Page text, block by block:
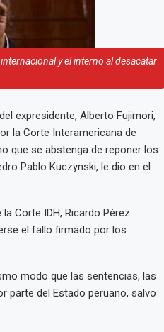
y el interno al desacatar
expresidente, Alberto Fujimori,
la Corte Interamericana de
que se abstenga de reponer los
Pablo Kuczynski, le dio en el
Corte IDH, Ricardo Pérez
el fallo firmado por los
modo que las sentencias, las
parte del Estado peruano, salvo